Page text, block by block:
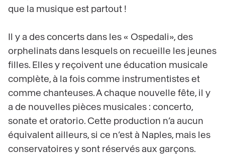
que la musique est partout !
Il y a des concerts dans les « Ospedali», des
orphelinats dans lesquels on recueille les jeunes
filles. Elles y reçoivent une éducation musicale
complète, à la fois comme instrumentistes et
comme chanteuses. A chaque nouvelle fête, il y
a de nouvelles pièces musicales : concerto,
sonate et oratorio. Cette production n’a aucun
équivalent ailleurs, si ce n’est à Naples, mais les
conservatoires y sont réservés aux garçons.